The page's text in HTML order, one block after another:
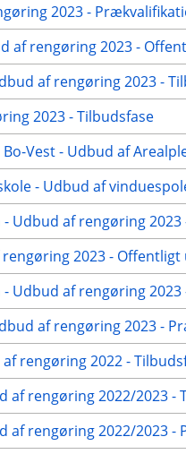
2023 -
af rengøring 2023 -
af rengøring 2023 -
2023 - Tilbudsfase
Vest - Udbud af
- Udbud af
Udbud af rengøring 2023
2023 - Offentligt
Udbud af rengøring
af rengøring 2023 -
rengøring 2022 -
af rengøring 2022/2023 -
af rengøring 2022/2023 -